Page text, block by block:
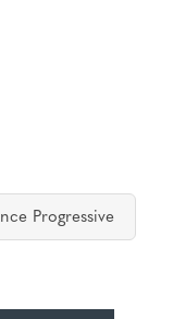
Progressive